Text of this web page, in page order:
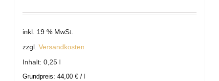
inkl. 19 % MwSt.
zzgl. Versandkosten
Inhalt: 0,25 l
Grundpreis: 44,00 € /